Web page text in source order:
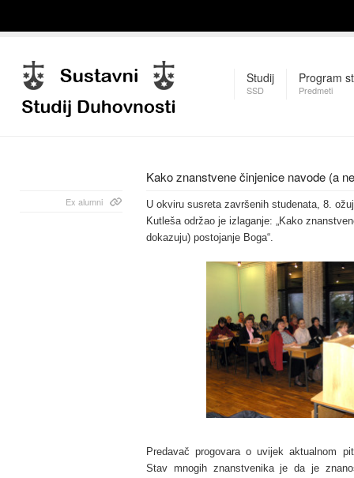
Studij
SSD
Program
Predmeti
Kako znanstvene činjenice navode (a
Ex alumni
U okviru susreta završenih studenata, 8.
Kutleša održao je izlaganje: „Kako
dokazuju) postojanje Boga“.
Predavač progovara o uvijek aktualnom
Stav mnogih znanstvenika je da je